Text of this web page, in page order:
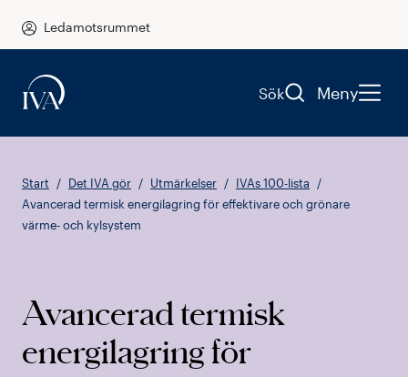
Ledamotsrummet
Sök Meny
Start Det IVA gör Utmärkelser
IVAs 100-lista
Avancerad termisk energilagring för effektivare och grönare
värme- och kylsystem
Avancerad termisk
energilagring för